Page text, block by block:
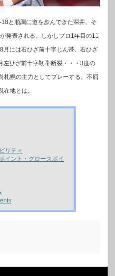
と順調に道を歩んできた深井。そ
発表される。しかしプロ1年目の11
月には右ひざ前十字じん帯、右ひざ
左ひざ前十字靭帯断裂・・・3度の
札幌の主力としてプレーする。不屈
地とは。
リティ
イント・グロースポイ